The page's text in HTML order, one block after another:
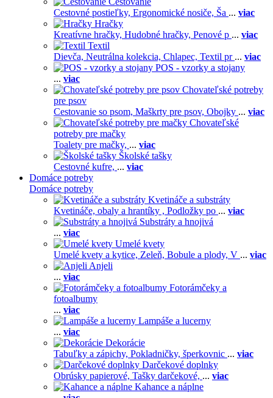
Cestovné postieľky, Ergonomické nosiče, Ša ... viac
Hračky
Kreatívne hračky, Hudobné hračky, Penové p ... viac
Textil
Dievča, Neutrálna kolekcia, Chlapec, Textil pr ... viac
POS - vzorky a stojany
... viac
Chovateľské potreby
pre psov
Cestovanie so psom, Maškrty pre psov, Obojky ... viac
Chovateľské
potreby pre mačky
Toalety pre mačky, ... viac
Školské tašky
Cestovné kufre, ... viac
Domáce potreby
Domáce potreby
Kvetináče a substráty
Kvetináče, obaly a hrantíky , Podložky po ... viac
Substráty a hnojivá
... viac
Umelé kvety
Umelé kvety a kytice, Zeleň, Bobule a plody, V ... viac
Anjeli
... viac
Fotorámčeky a
fotoalbumy
... viac
Lampáše a lucerny
... viac
Dekorácie
Tabuľky a zápichy, Pokladničky, šperkovnic ... viac
Darčekové doplnky
Obrúsky papierové, Tašky darčekové, ... viac
Kahance a náplne